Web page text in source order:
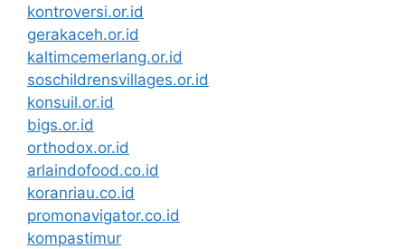
kontroversi.or.id
gerakaceh.or.id
kaltimcemerlang.or.id
soschildrensvillages.or.id
konsuil.or.id
bigs.or.id
orthodox.or.id
arlaindofood.co.id
koranriau.co.id
promonavigator.co.id
kompastimur